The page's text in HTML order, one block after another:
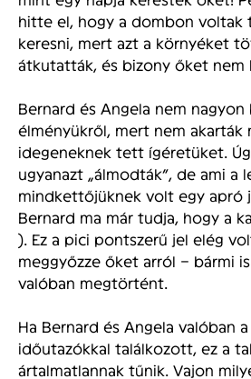
hitte el, hogy a dombon voltak
keresni, mert azt a környéket
átkutatták, és bizony őket nem
Bernard és Angela nem
élményükről, mert nem akarták
idegeneknek tett ígéretüket.
ugyanazt „álmodták”, de ami a
mindkettőjüknek volt egy apró
Bernard ma már tudja, hogy a
). Ez a pici pontszerű jel elég
meggyőzze őket arról – bármi
valóban megtörtént.
Ha Bernard és Angela valóban
időutazókkal találkozott, ez a
ártalmatlannak tűnik. Vajon